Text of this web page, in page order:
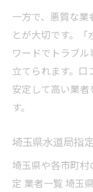
一方で、悪質な
とが大切です。
ワードでトラブ
立てられます。
安定して高い業
す。
埼玉県水道局指
埼玉県や各市町
定 業者一覧 埼玉